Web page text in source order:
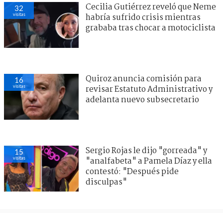
32
visitas
Cecilia Gutiérrez reveló que Neme
habría sufrido crisis mientras
grababa tras chocar a motociclista
16
visitas
Quiroz anuncia comisión para
revisar Estatuto Administrativo y
adelanta nuevo subsecretario
15
visitas
Sergio Rojas le dijo "gorreada" y
"analfabeta" a Pamela Díaz y ella
contestó: "Después pide
disculpas"